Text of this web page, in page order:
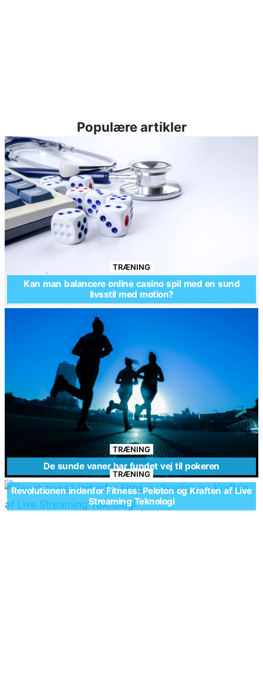
Populære artikler
TRÆNING
Kan man balancere online casino spil med en sund
livsstil med motion?
TRÆNING
De sunde vaner har fundet vej til pokeren
TRÆNING
Revolutionen indenfor Fitness: Peloton og Kraften af Live
Streaming Teknologi